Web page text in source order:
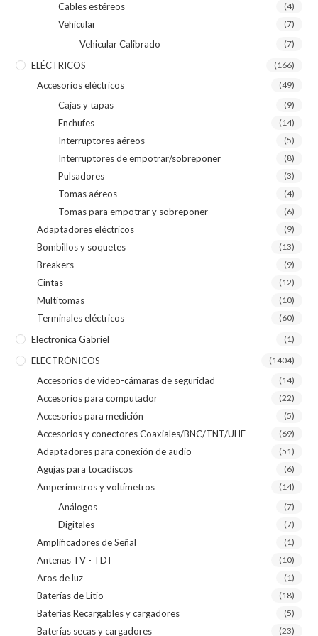
Cables estéreos (4)
Vehicular (7)
Vehicular Calibrado (7)
ELÉCTRICOS (166)
Accesorios eléctricos (49)
Cajas y tapas (9)
Enchufes (14)
Interruptores aéreos (5)
Interruptores de empotrar/sobreponer (8)
Pulsadores (3)
Tomas aéreos (4)
Tomas para empotrar y sobreponer (6)
Adaptadores eléctricos (9)
Bombillos y soquetes (13)
Breakers (9)
Cintas (12)
Multitomas (10)
Terminales eléctricos (60)
Electronica Gabriel (1)
ELECTRÓNICOS (1404)
Accesorios de video-cámaras de seguridad (14)
Accesorios para computador (22)
Accesorios para medición (5)
Accesorios y conectores Coaxiales/BNC/TNT/UHF (69)
Adaptadores para conexión de audio (51)
Agujas para tocadiscos (6)
Amperímetros y voltímetros (14)
Análogos (7)
Digitales (7)
Amplificadores de Señal (1)
Antenas TV - TDT (10)
Aros de luz (1)
Baterías de Litio (18)
Baterías Recargables y cargadores (5)
Baterías secas y cargadores (23)